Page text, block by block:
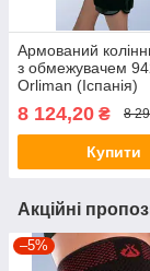
Армований
з обмежувачем
Orliman (Іспанія)
8 124,20 ₴ 8
Купити
Акційні
–5%